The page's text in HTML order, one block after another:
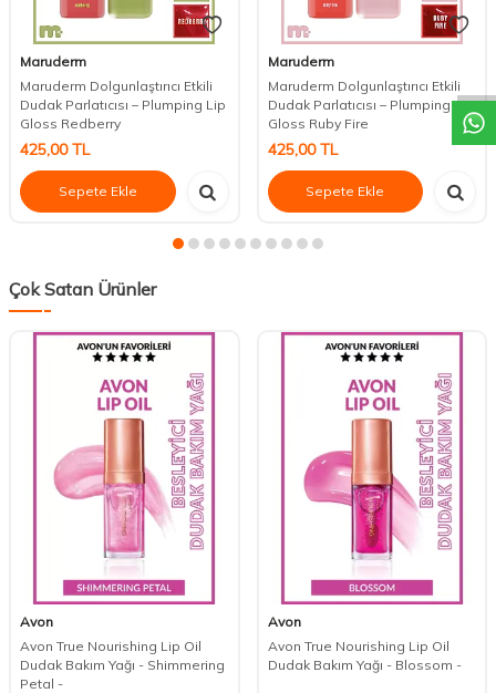
DESTEK
Maruderm
Maruderm Dolgunlaştırıcı Etkili
Dudak Parlatıcısı – Plumping Lip
Gloss Redberry
425,00TL
Sepete Ekle
Maruderm
Maruderm Dolgunlaştırıcı Etkili
Dudak Parlatıcısı – Plumping Lip
Gloss Ruby Fire
425,00TL
Sepete Ekle
Çok Satan Ürünler
Avon
Avon True Nourishing Lip Oil
Dudak Bakım Yağı - Shimmering
Petal -
Avon
Avon True Nourishing Lip Oil
Dudak Bakım Yağı - Blossom -